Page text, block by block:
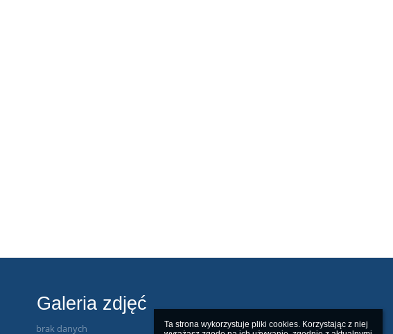
Ta strona wykorzystuje pliki cookies. Korzystając z niej
Galeria zdjęć
brak danych